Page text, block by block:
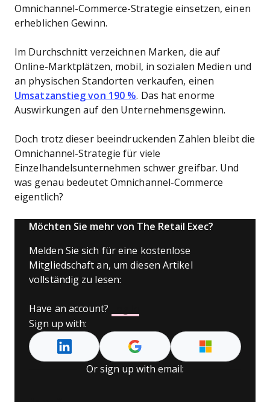
Omnichannel-Commerce-Strategie einsetzen, einen
erheblichen Gewinn.
Im Durchschnitt verzeichnen Marken, die auf
Online-Marktplätzen, mobil, in sozialen Medien und
an physischen Standorten verkaufen, einen
Umsatzanstieg von 190 %. Das hat enorme
Auswirkungen auf den Unternehmensgewinn.
Doch trotz dieser beeindruckenden Zahlen bleibt die
Omnichannel-Strategie für viele
Einzelhandelsunternehmen schwer greifbar. Und
was genau bedeutet Omnichannel-Commerce
eigentlich?
Möchten Sie mehr von The Retail Exec?
Melden Sie sich für eine kostenlose
Mitgliedschaft an, um diesen Artikel
vollständig zu lesen:
Have an account?
Sign up with:
Or sign up with email: